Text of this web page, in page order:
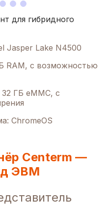
для гибридного
Jasper Lake N4500
RAM, с возможностью
ГБ eMMC, с
ChromeOS
Centerm —
ЭВМ